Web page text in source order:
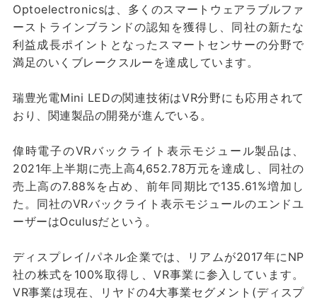
Optoelectronicsは、多くのスマートウェアラブルファ
ーストラインブランドの認知を獲得し、同社の新たな
利益成長ポイントとなったスマートセンサーの分野で
満足のいくブレークスルーを達成しています。
瑞豊光電Mini LEDの関連技術はVR分野にも応用されて
おり、関連製品の開発が進んでいる。
偉時電子のVRバックライト表示モジュール製品は、
2021年上半期に売上高4,652.78万元を達成し、同社の
売上高の7.88%を占め、前年同期比で135.61%増加し
た。同社のVRバックライト表示モジュールのエンドユ
ーザーはOculusだという。
ディスプレイ/パネル企業では、リアムが2017年にNP
社の株式を100%取得し、VR事業に参入しています。
VR事業は現在、リヤドの4大事業セグメント(ディスプ